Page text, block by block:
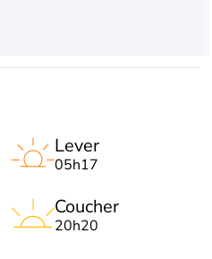
Lever
05h17
Coucher
20h20